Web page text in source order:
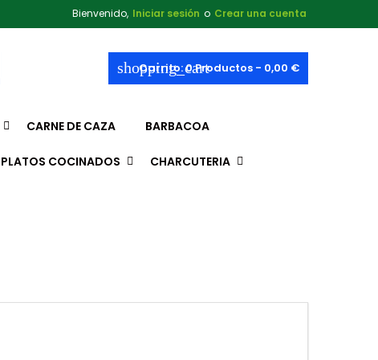
Bienvenido, Iniciar sesión o Crear una cuenta
shopping_cart
Carrito:0Productos - 0,00 €
CARNE DE CAZA BARBACOA
PLATOS COCINADOS CHARCUTERIA